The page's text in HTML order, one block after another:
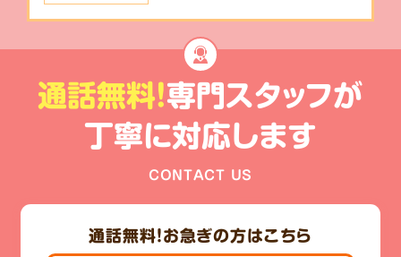
通話無料!専門スタッフが
丁寧に対応します
CONTACT US
通話無料！お急ぎの方はこちら